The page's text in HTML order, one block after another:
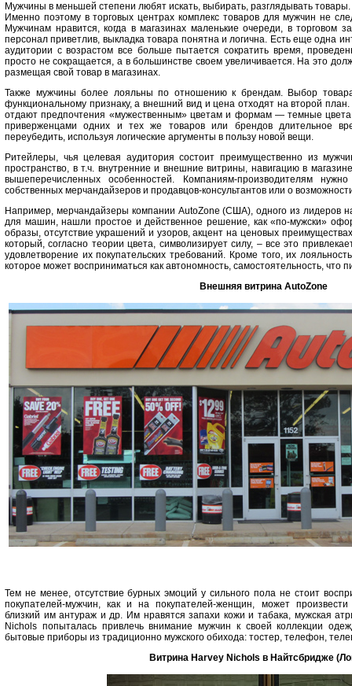
Мужчины в меньшей степени любят искать, выбирать, разглядывать
Именно поэтому в торговых центрах комплекс товаров для мужчин не
Мужчинам нравится, когда в магазинах маленькие очереди, в торговом
персонал приветлив, выкладка товара понятна и логична. Есть еще одна
аудитории с возрастом все больше пытается сократить время,
просто не сокращается, а в большинстве своем увеличивается. На это
размещая свой товар в магазинах.
Также мужчины более лояльны по отношению к брендам. Выбор
функциональному признаку, а внешний вид и цена отходят на второй
отдают предпочтения «мужественным» цветам и формам — темные
приверженцами одних и тех же товаров или брендов длительное
переубедить, используя логические аргументы в пользу новой вещи.
Ритейлеры, чья целевая аудитория состоит преимущественно из
пространство, в т.ч. внутренние и внешние витрины, навигацию в
вышеперечисленных особенностей. Компаниям-производителям
собственных мерчандайзеров и продавцов-консультантов или о
Например, мерчандайзеры компании AutoZone (США), одного из лидеров
для машин, нашли простое и действенное решение, как «по-мужски»
образы, отсутствие украшений и узоров, акцент на ценовых
который, согласно теории цвета, символизирует силу, – все это
удовлетворение их покупательских требований. Кроме того, их
которое может восприниматься как автономность, самостоятельность, что
Внешняя витрина AutoZone
Тем не менее, отсутствие бурных эмоций у сильного пола не стоит
покупателей-мужчин, как и на покупателей-женщин, может
близкий им антураж и др. Им нравятся запахи кожи и табака, мужская
Nichols попыталась привлечь внимание мужчин к своей коллекции
бытовые приборы из традиционно мужского обихода: тостер, телефон,
Витрина Harvey Nichols в Найтсбридже